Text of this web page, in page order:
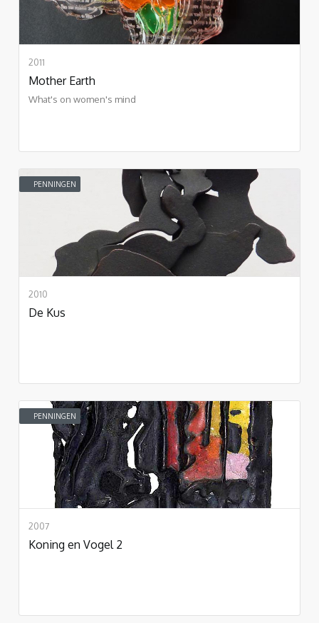
2011
Mother Earth
What's on women's mind
PENNINGEN
2010
De Kus
PENNINGEN
2007
Koning en Vogel 2